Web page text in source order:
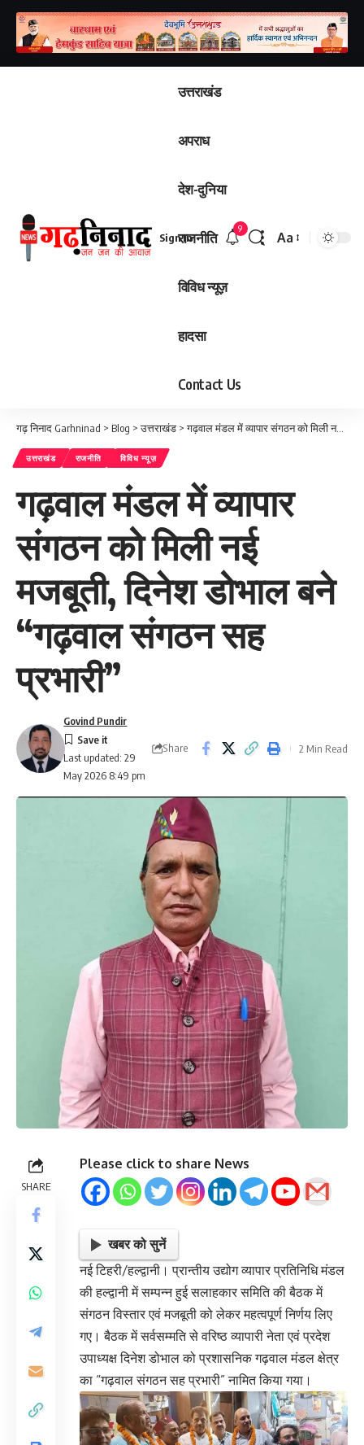
उत्तराखंड
अपराध
देश-दुनिया
राजनीति
विविध न्यूज़
हादसा
Contact Us
Sign In
9
Font
Aa
गढ़ निनाद Garhninad > Blog >उत्तराखंड >गढ़वाल मंडल में व्यापार संगठन को मिली नई मजबूती, दिनेश डोभाल बने “गढ़वाल संगठन सह प्रभारी”
उत्तराखंड राजनीति विविध न्यूज़
गढ़वाल मंडल में व्यापार
संगठन को मिली नई
मजबूती, दिनेश डोभाल बने
“गढ़वाल संगठन सह
प्रभारी”
Last updated: 29
May 2026 8:49 pm
Govind Pundir
Share 2 Min Read
SHARE
Please click to share News
खबर को सुनें
नई टिहरी/हल्द्वानी। प्रान्तीय उद्योग व्यापार प्रतिनिधि मंडल
की हल्द्वानी में सम्पन्न हुई सलाहकार समिति की बैठक में
संगठन विस्तार एवं मजबूती को लेकर महत्वपूर्ण निर्णय लिए
गए। बैठक में सर्वसम्मति से वरिष्ठ व्यापारी नेता एवं प्रदेश
उपाध्यक्ष दिनेश डोभाल को प्रशासनिक गढ़वाल मंडल क्षेत्र
का “गढ़वाल संगठन सह प्रभारी” नामित किया गया।